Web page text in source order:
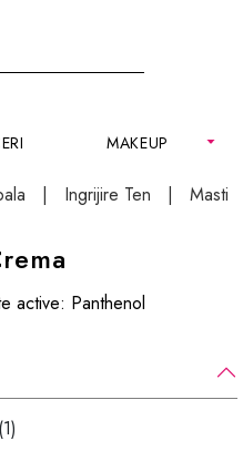
MAKEUP
Ingrijire Ten Masti
active: Panthenol
(1)